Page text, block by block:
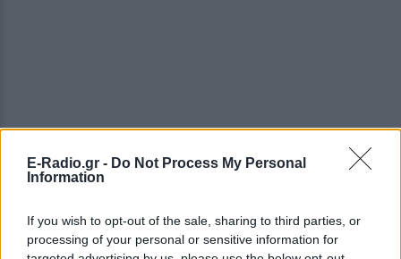
E-Radio.gr - Do Not Process My Personal
Information
If you wish to opt-out of the sale, sharing to third parties, or
processing of your personal or sensitive information for